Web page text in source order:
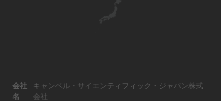
会社
名
キャンベル・サイエンティフィック・ジャパン株式
会社